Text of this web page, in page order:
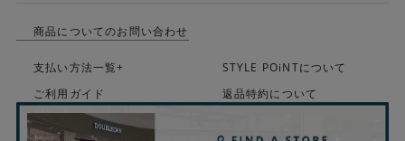
商品についてのお問い合わせ
支払い方法一覧+
STYLE POiNTについて
ご利用ガイド
返品特約について